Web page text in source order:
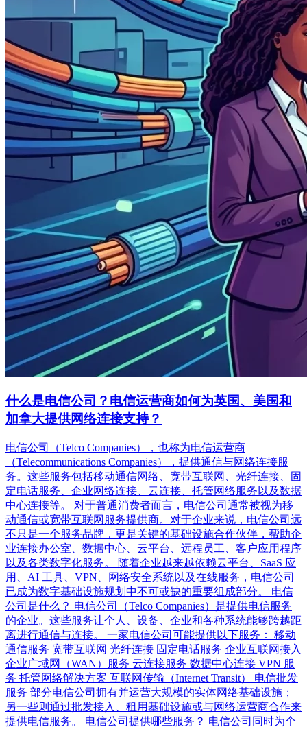
什么是电信公司？电信运营商如何为英国、美国和
加拿大提供网络连接支持？
电信公司（Telco Companies），也称为电信运营商
（Telecommunications Companies），提供通信与网络连接服
务。这些服务包括移动通信网络、宽带互联网、光纤连接、固
定电话服务、企业网络连接、云连接、托管网络服务以及数据
中心连接等。 对于普通消费者而言，电信公司通常被视为移
动通信或宽带互联网服务提供商。对于企业来说，电信公司远
不只是一个服务品牌，更是关键的基础设施合作伙伴，帮助企
业连接办公室、数据中心、云平台、远程员工、客户应用程序
以及各类数字化服务。 随着企业越来越依赖云平台、SaaS 应
用、AI 工具、VPN、网络安全系统以及在线服务，电信公司
已成为数字基础设施规划中不可或缺的重要组成部分。 电信
公司是什么？ 电信公司（Telco Companies）是提供电信服务
的企业。这些服务让个人、设备、企业和各种系统能够跨越距
离进行通信与连接。 一家电信公司可能提供以下服务： 移动
通信服务 宽带互联网 光纤连接 固定电话服务 企业互联网接入
企业广域网（WAN）服务 云连接服务 数据中心连接 VPN 服
务 托管网络解决方案 互联网传输（Internet Transit） 电信批发
服务 部分电信公司拥有并运营大规模的实体网络基础设施；
另一些则通过批发接入、租用基础设施或与网络运营商合作来
提供电信服务。 电信公司提供哪些服务？ 电信公司同时为个